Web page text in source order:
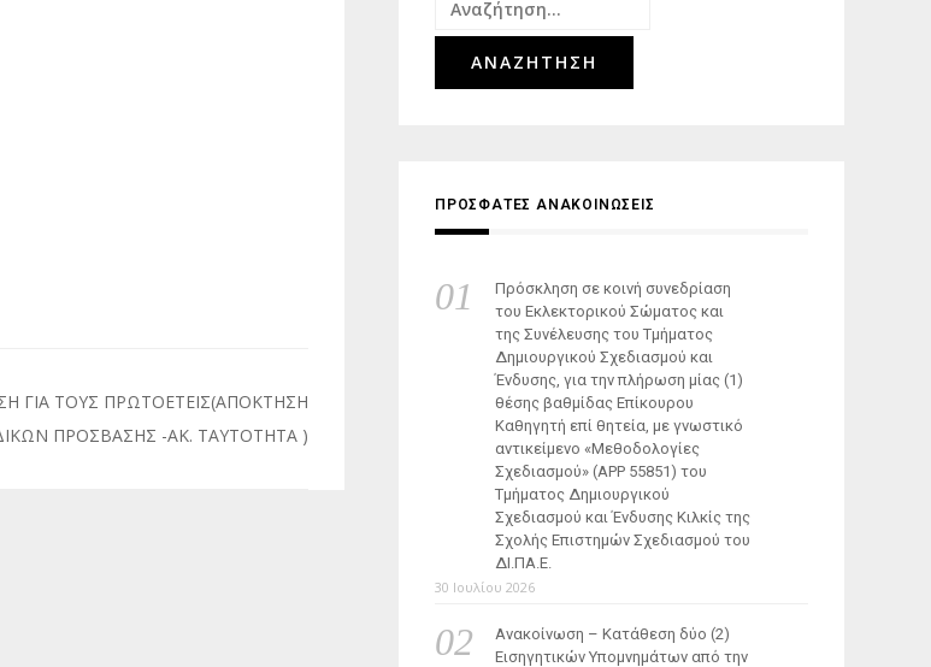
ΓΙΑ ΤΟΥΣ ΠΡΩΤΟΕΤΕΙΣ(ΑΠΟΚΤΗΣΗ
ΠΡΟΣΒΑΣΗΣ -ΑΚ. ΤΑΥΤΟΤΗΤΑ )
για:
ΠΡΟΣΦΑΤΕΣ ΑΝΑΚΟΙΝΩΣΕΙΣ
Πρόσκληση σε κοινή συνεδρίαση
του Εκλεκτορικού Σώματος και
της Συνέλευσης του Τμήματος
Δημιουργικού Σχεδιασμού και
Ένδυσης, για την πλήρωση μίας (1)
θέσης βαθμίδας Επίκουρου
Καθηγητή επί θητεία, με γνωστικό
αντικείμενο «Μεθοδολογίες
Σχεδιασμού» (ΑΡΡ 55851) του
Τμήματος Δημιουργικού
Σχεδιασμού και Ένδυσης Κιλκίς της
Σχολής Επιστημών Σχεδιασμού του
ΔΙ.ΠΑ.Ε.
30 Ιουλίου 2026
Ανακοίνωση – Κατάθεση δύο (2)
Εισηγητικών Υπομνημάτων από την